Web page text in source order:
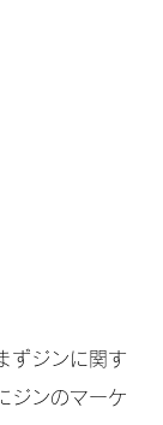
ずジンに関す
ジンのマーケ